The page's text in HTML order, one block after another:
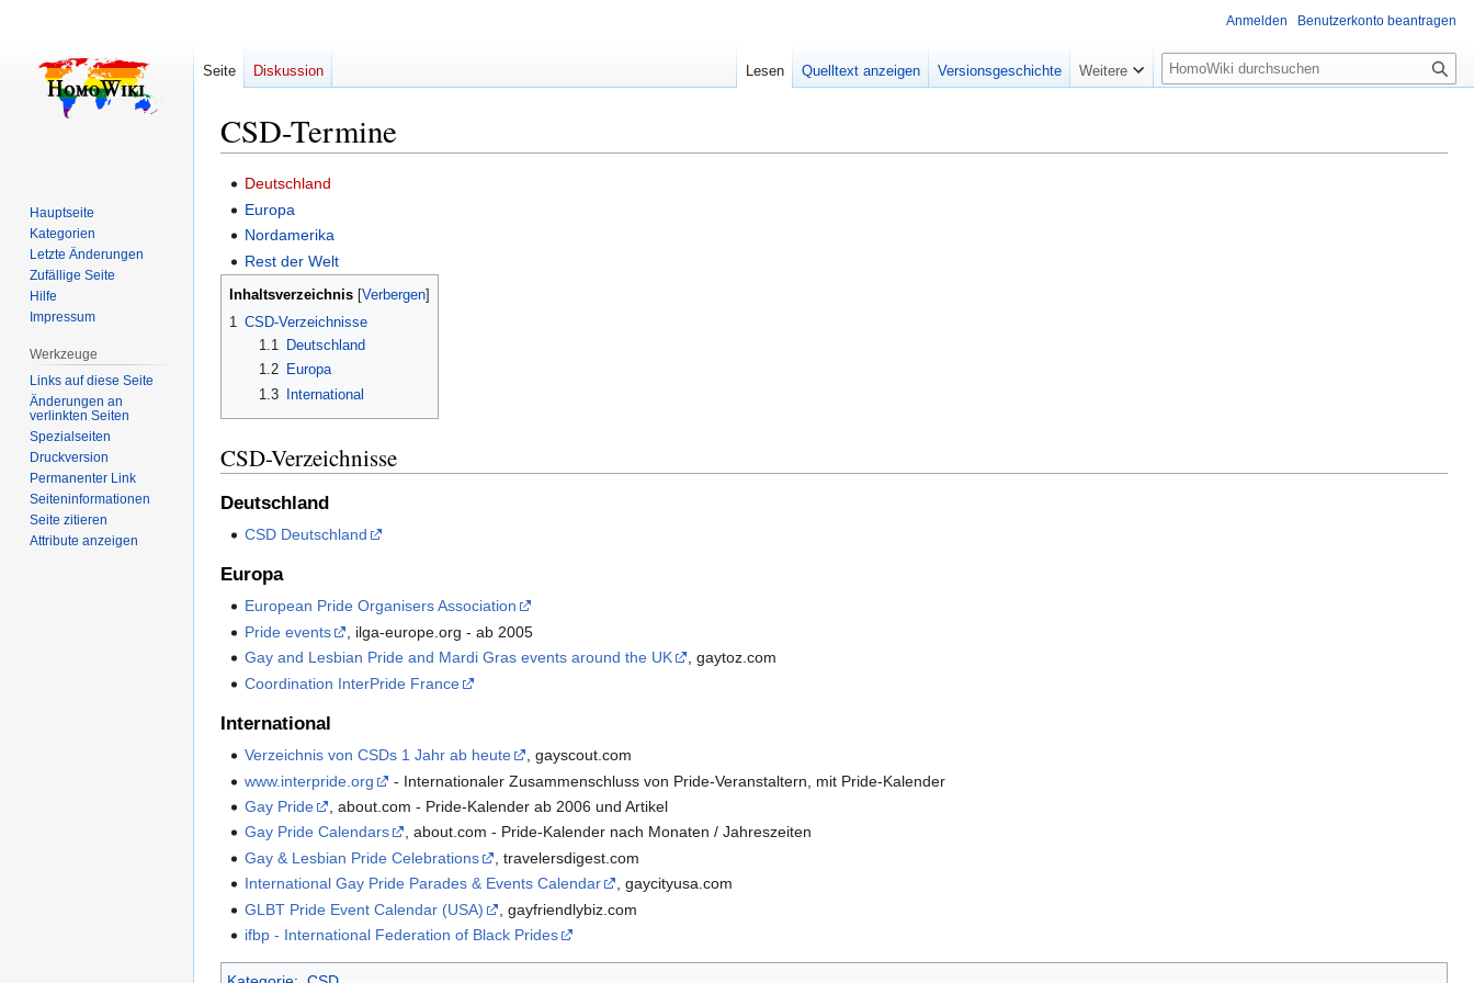
CSD-Termine
Zur
Navigation
springen
Zur
Suche
springen
Deutschland
Europa
Nordamerika
Rest der Welt
Inhaltsverzeichnis
1 CSD-Verzeichnisse
1.1
Deutschland
1.2
Europa
1.3 International
CSD-Verzeichnisse
Deutschland
CSD Deutschland
Europa
European Pride Organisers Association
Pride events
, ilga-europe.org - ab 2005
Gay and Lesbian Pride and Mardi Gras events around the UK
, gaytoz.com
Coordination InterPride France
International
Verzeichnis von CSDs 1 Jahr ab heute
, gayscout.com
www.interpride.org
- Internationaler Zusammenschluss von Pride-Veranstaltern, mit Pride-Kalender
Gay Pride
, about.com - Pride-Kalender ab 2006 und Artikel
Gay Pride Calendars
, about.com - Pride-Kalender nach Monaten / Jahreszeiten
Gay & Lesbian Pride Celebrations
, travelersdigest.com
International Gay Pride Parades & Events Calendar
, gaycityusa.com
GLBT Pride Event Calendar (USA)
, gayfriendlybiz.com
ifbp - International Federation of Black Prides
Anmelden Benutzerkonto beantragen
Seite Diskussion Lesen Quelltext anzeigen Versionsgeschichte Weitere
Suche
Hauptseite
Kategorien
Letzte Änderungen
Zufällige Seite
Hilfe
Impressum
Werkzeuge
Links auf diese Seite
Änderungen an
verlinkten Seiten
Spezialseiten
Druckversion
Permanenter Link
Seiten­­informationen
Seite zitieren
Attribute anzeigen